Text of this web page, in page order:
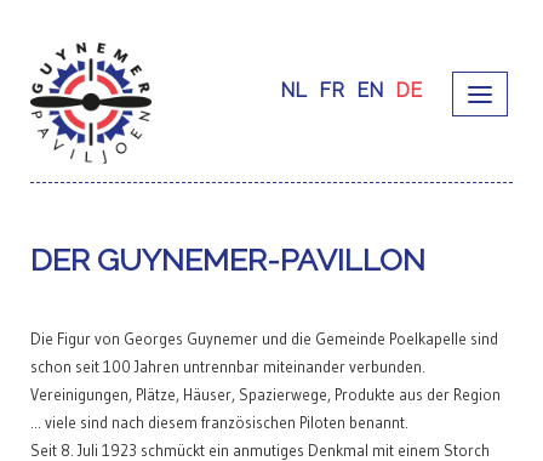
NL FR EN DE
DER GUYNEMER-PAVILLON
Die Figur von Georges Guynemer und die Gemeinde Poelkapelle sind
schon seit 100 Jahren untrennbar miteinander verbunden.
Vereinigungen, Plätze, Häuser, Spazierwege, Produkte aus der Region
... viele sind nach diesem französischen Piloten benannt.
Seit 8. Juli 1923 schmückt ein anmutiges Denkmal mit einem Storch